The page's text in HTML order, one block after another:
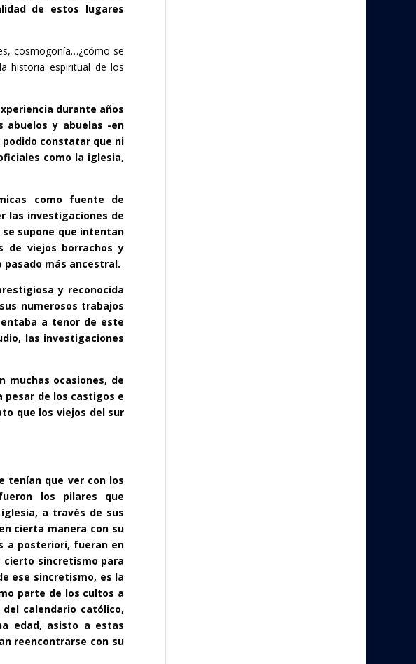
de estos lugares
cosmogonía…¿cómo se
historia espiritual de los
durante años
abuelos y abuelas -en
constatar que ni
como la iglesia,
como fuente de
las investigaciones de
supone que intentan
de viejos borrachos y
más ancestral.
y reconocida
numerosos trabajos
a tenor de este
las investigaciones
muchas ocasiones, de
pesar de los castigos e
que los viejos del sur
tenían que ver con los
los pilares que
a través de sus
cierta manera con su
a posteriori, fueran en
cierto sincretismo para
ese sincretismo, es la
parte de los cultos a
calendario católico,
edad, asisto a estas
reencontrarse con su